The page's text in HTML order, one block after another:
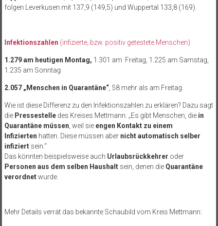
folgen Leverkusen mit 137,9 (149,5) und Wuppertal 133,8 (169).
Infektionszahlen (infizierte, bzw. positiv getestete Menschen)
1.279 am heutigen Montag, 1.301 am Freitag, 1.225 am Samstag,
1.235 am Sonntag
2.057 „Menschen in Quarantäne“, 58 mehr als am Freitag.
Wie ist diese Differenz zu den Infektionszahlen zu erklären? Dazu sagt
die Pressestelledes Kreises Mettmann: „Es gibt Menschen, die in
Quarantäne müssen , weil sie engen Kontakt zu einem
Infizierten hatten. Diese müssen aber nicht automatisch selber
infiziertsein.“
Das könnten beispielsweise auch Urlaubsrückkehrer oder
Personen aus dem selben Haushaltsein, denen die Quarantäne
verordnetwurde.
Mehr Details verrät das bekannte Schaubild vom Kreis Mettmann: